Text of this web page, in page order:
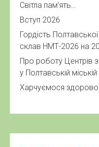
Світла пам’ять…
Вступ 2026
Гордість
склав НМТ-2026 на
Про роботу Центрів
у Полтавській
Харчуємося